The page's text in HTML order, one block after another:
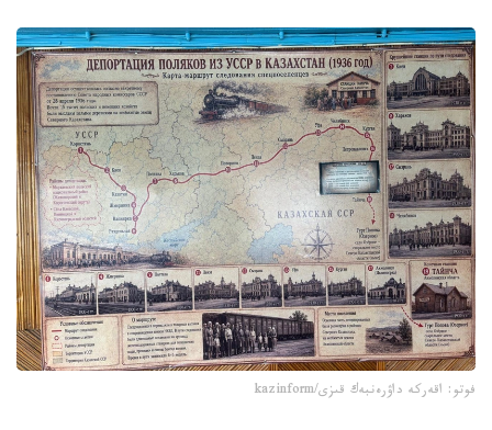
فوتو: اقەركە داۋرەنبەك قىزى/kazinform